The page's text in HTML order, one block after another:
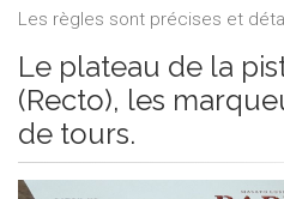
Les règles sont précises et
Le plateau de la
(Recto), les
de tours.